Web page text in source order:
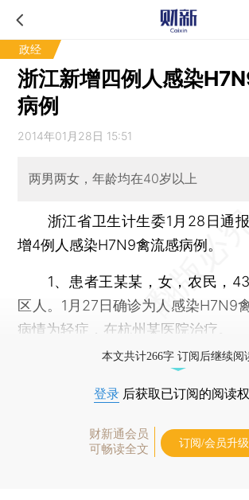
政经
浙江新增四例人感染
病例
2014年01月28日 15:51
两男两女，年龄均在40岁以上
浙江省卫生计生委1月28日通报
增4例人感染H7N9禽流感病例。
1、患者王某某，女，农民，43
区人。1月27日确诊为人感染H7N9
病情为轻症，在杭州某医院治疗。
本文共计266字 订阅后继续阅
登录 后获取已订阅的阅读
财新通会员
可畅读全文
订阅/会员升级